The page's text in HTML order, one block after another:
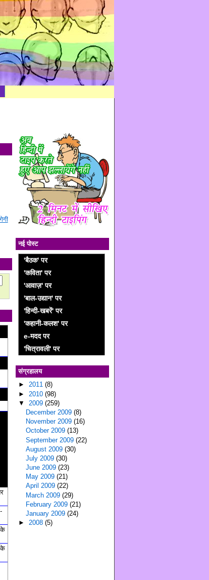
के
के
नई पोस्ट
'बैठक' पर
'कविता' पर
'आवाज़' पर
'बाल-उद्यान' पर
'हिन्दी-खबरें' पर
'कहानी-कलश' पर
e-मदद पर
'चित्रावली' पर
संग्रहालय
►2011(8)
► 2010(98)
▼ 2009(259)
December 2009(8)
November 2009(16)
October 2009(13)
September 2009(22)
August 2009(30)
July 2009(30)
June 2009(23)
May 2009(21)
April 2009(22)
March 2009(29)
February 2009(21)
January 2009(24)
►2008(5)